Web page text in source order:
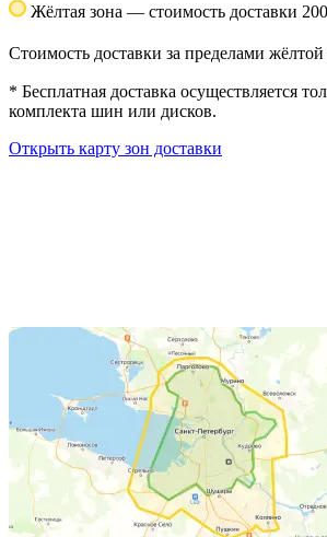
Жёлтая зона — стоимость доставки
Стоимость доставки за пределами
* Бесплатная доставка осуществляется
комплекта шин или дисков.
Открыть карту зон доставки